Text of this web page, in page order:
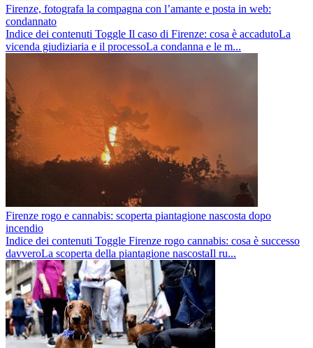
Firenze, fotografa la compagna con l’amante e posta in web:
condannato
Indice dei contenuti Toggle Il caso di Firenze: cosa è accadutoLa
vicenda giudiziaria e il processoLa condanna e le m...
Firenze rogo e cannabis: scoperta piantagione nascosta dopo
incendio
Indice dei contenuti Toggle Firenze rogo cannabis: cosa è successo
davveroLa scoperta della piantagione nascostaIl ru...